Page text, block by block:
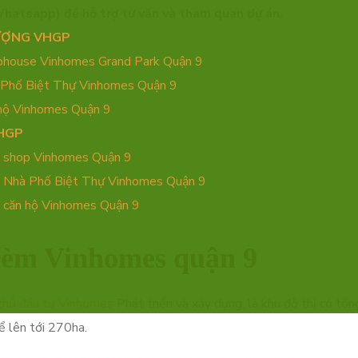
VHGP
Vinhomes Grand Park Quận 9
Biệt Thự Vinhomes Quận 9
Vinhomes Quận 9
Vinhomes Quận 9
Phố Biệt Thự Vinhomes Quận 9
hộ Vinhomes Quận 9
Vinhomes quận 9
lên tới 270ha.